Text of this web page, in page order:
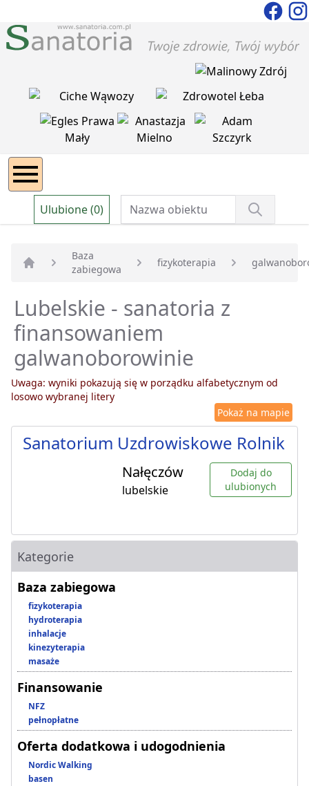
Ulubione (0)
Strona główna
Baza
zabiegowa
fizykoterapia
Lubelskie - sanatoria z
finansowaniem
galwanoborowinie
Uwaga: wyniki pokazują się w porządku alfabetycznym od
losowo wybranej litery
Pokaż na mapie
Sanatorium Uzdrowiskowe Rolnik
Nałęczów
lubelskie
Dodaj do
ulubionych
Kategorie
Baza zabiegowa
fizykoterapia
hydroterapia
inhalacje
kinezyterapia
masaże
Finansowanie
NFZ
pełnopłatne
Oferta dodatkowa i udogodnienia
Nordic Walking
basen